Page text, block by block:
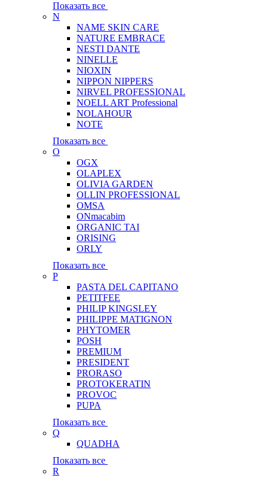
Показать все
N
NAME SKIN CARE
NATURE EMBRACE
NESTI DANTE
NINELLE
NIOXIN
NIPPON NIPPERS
NIRVEL PROFESSIONAL
NOELL ART Professional
NOLAHOUR
NOTE
Показать все
O
OGX
OLAPLEX
OLIVIA GARDEN
OLLIN PROFESSIONAL
OMSA
ONmacabim
ORGANIC TAI
ORISING
ORLY
Показать все
P
PASTA DEL CAPITANO
PETITFEE
PHILIP KINGSLEY
PHILIPPE MATIGNON
PHYTOMER
POSH
PREMIUM
PRESIDENT
PRORASO
PROTOKERATIN
PROVOC
PUPA
Показать все
Q
QUADHA
Показать все
R